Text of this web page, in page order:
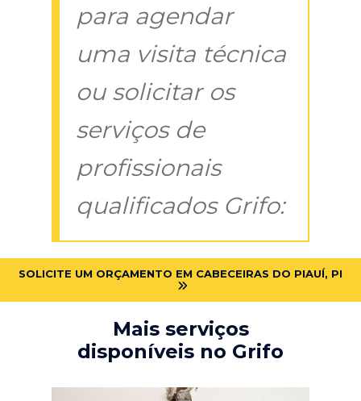
para agendar
uma visita técnica
ou solicitar os
serviços de
profissionais
qualificados Grifo:
SOLICITE UM ORÇAMENTO EM CABECEIRAS DO PIAUÍ, PI
Mais serviços
disponíveis no Grifo